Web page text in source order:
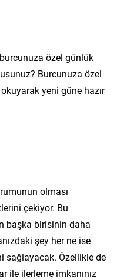
özel günlük
Burcunuza özel
yeni güne hazır
olması
çekiyor. Bu
başka birisinin daha
şey her ne ise
sağlayacak. Özellikle de
ile ilerleme imkanınız